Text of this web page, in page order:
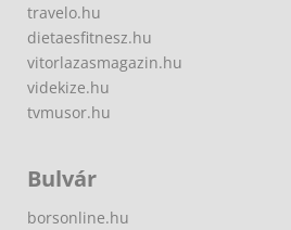
travelo.hu
dietaesfitnesz.hu
vitorlazasmagazin.hu
videkize.hu
tvmusor.hu
Bulvár
borsonline.hu